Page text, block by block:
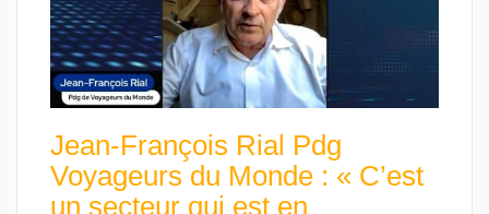
Jean-François Rial Pdg
Voyageurs du Monde : « C’est
un secteur qui est en